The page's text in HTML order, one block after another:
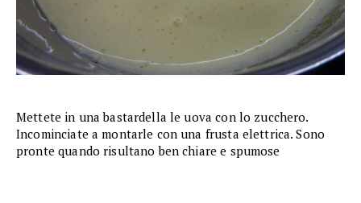
Mettete in una bastardella le uova con lo zucchero.
Incominciate a montarle con una frusta elettrica. Sono
pronte quando risultano ben chiare e spumose